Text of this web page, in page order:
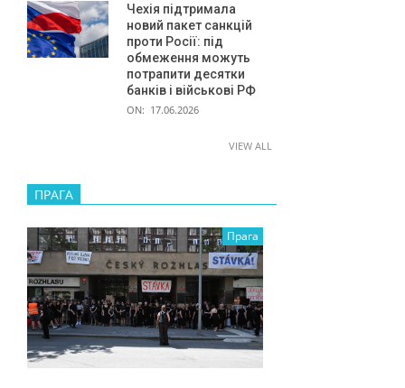
Чехія підтримала
новий пакет санкцій
проти Росії: під
обмеження можуть
потрапити десятки
банків і військові РФ
ON: 17.06.2026
VIEW ALL
ПРАГА
Прага